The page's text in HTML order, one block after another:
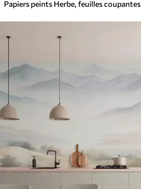
Papiers peints Herbe, feuilles coupantes